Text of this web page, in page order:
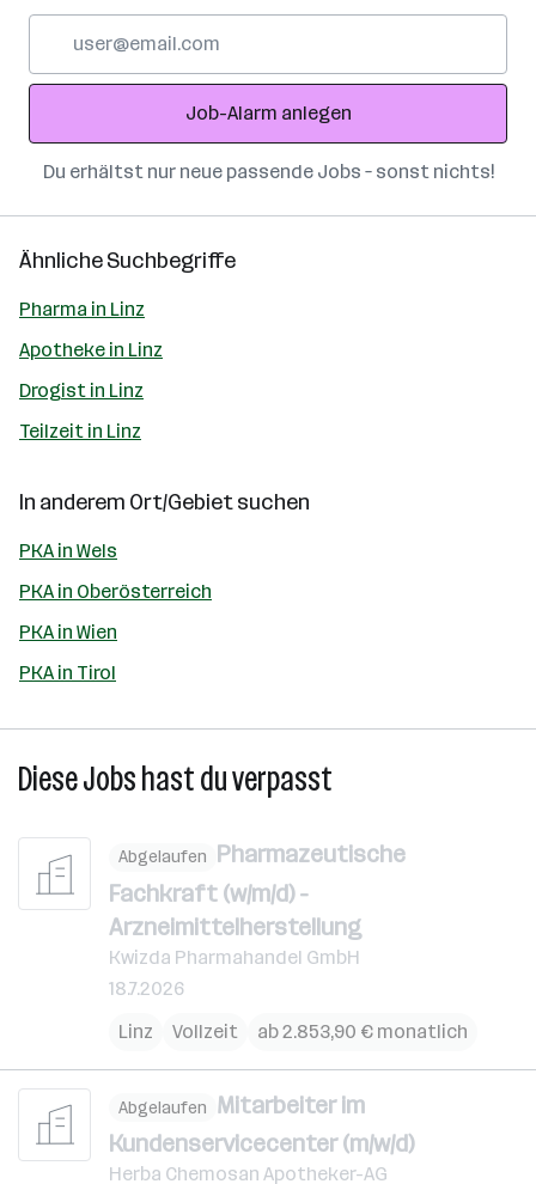
Adresse
Job-Alarm anlegen
Du erhältst nur neue passende Jobs – sonst nichts!
Ähnliche Suchbegriffe
Pharma in Linz
Apotheke in Linz
Drogist in Linz
Teilzeit in Linz
In anderem Ort/Gebiet suchen
PKA in Wels
PKA in Oberösterreich
PKA in Wien
PKA in Tirol
Diese Jobs hast du verpasst
Abgelaufen Pharmazeutische
Fachkraft (w/m/d) -
Arzneimittelherstellung
Kwizda Pharmahandel GmbH
18.7.2026
Linz
Vollzeit ab 2.853,90 € monatlich
Abgelaufen Mitarbeiter im
Kundenservicecenter (m/w/d)
Herba Chemosan Apotheker-AG